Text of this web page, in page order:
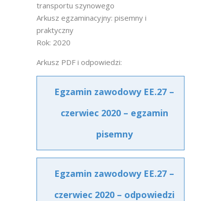
transportu szynowego
Arkusz egzaminacyjny: pisemny i
praktyczny
Rok: 2020
Arkusz PDF i odpowiedzi:
Egzamin zawodowy EE.27 –
czerwiec 2020 – egzamin
pisemny
Egzamin zawodowy EE.27 –
czerwiec 2020 – odpowiedzi